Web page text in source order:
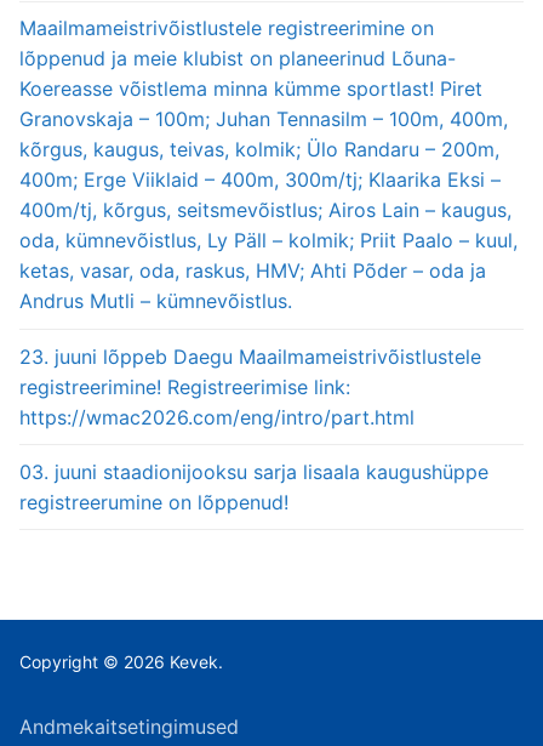
Maailmameistrivõistlustele registreerimine on
lõppenud ja meie klubist on planeerinud Lõuna-
Koereasse võistlema minna kümme sportlast! Piret
Granovskaja – 100m; Juhan Tennasilm – 100m, 400m,
kõrgus, kaugus, teivas, kolmik; Ülo Randaru – 200m,
400m; Erge Viiklaid – 400m, 300m/tj; Klaarika Eksi –
400m/tj, kõrgus, seitsmevõistlus; Airos Lain – kaugus,
oda, kümnevõistlus, Ly Päll – kolmik; Priit Paalo – kuul,
ketas, vasar, oda, raskus, HMV; Ahti Põder – oda ja
Andrus Mutli – kümnevõistlus.
23. juuni lõppeb Daegu Maailmameistrivõistlustele
registreerimine! Registreerimise link:
https://wmac2026.com/eng/intro/part.html
03. juuni staadionijooksu sarja lisaala kaugushüppe
registreerumine on lõppenud!
Copyright © 2026 Kevek.
Andmekaitsetingimused